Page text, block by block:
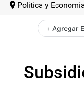
Politica y Economia
+ Agregar